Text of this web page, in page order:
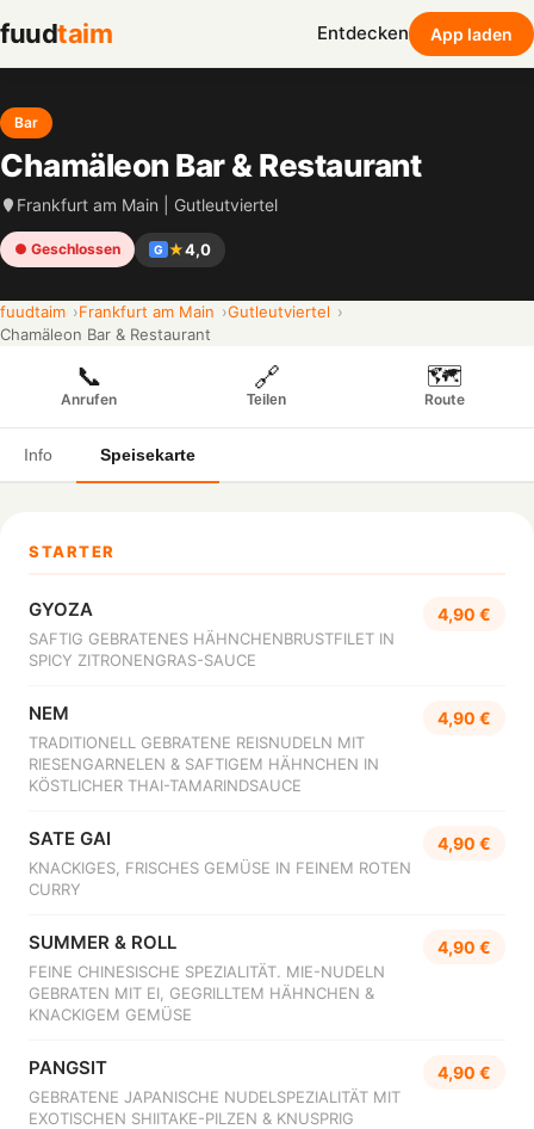
fuudtaim Entdecken App laden
Bar
Chamäleon Bar & Restaurant
Frankfurt am Main | Gutleutviertel
● Geschlossen G ★4,0
fuudtaim Frankfurt am Main
Gutleutviertel
Chamäleon Bar & Restaurant
📞
Anrufen
🔗
Teilen
🗺️
Route
Info Speisekarte
STARTER
GYOZA
SAFTIG GEBRATENES HÄHNCHENBRUSTFILET IN
SPICY ZITRONENGRAS-SAUCE
4,90 €
NEM
TRADITIONELL GEBRATENE REISNUDELN MIT
RIESENGARNELEN & SAFTIGEM HÄHNCHEN IN
KÖSTLICHER THAI-TAMARINDSAUCE
4,90 €
SATE GAI
KNACKIGES, FRISCHES GEMÜSE IN FEINEM ROTEN
CURRY
4,90 €
SUMMER & ROLL
FEINE CHINESISCHE SPEZIALITÄT. MIE-NUDELN
GEBRATEN MIT EI, GEGRILLTEM HÄHNCHEN &
KNACKIGEM GEMÜSE
4,90 €
PANGSIT
GEBRATENE JAPANISCHE NUDELSPEZIALITÄT MIT
EXOTISCHEN SHIITAKE-PILZEN & KNUSPRIG
4,90 €